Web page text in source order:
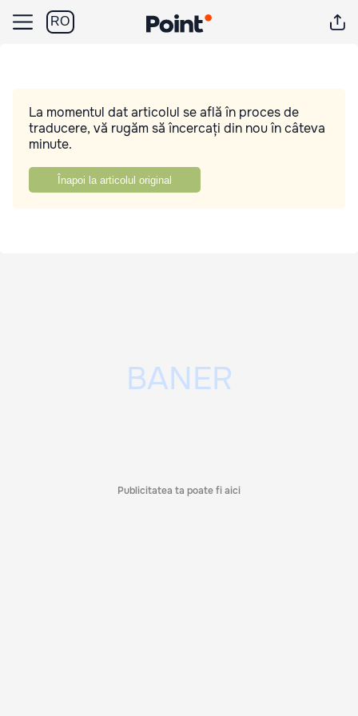
RO
La momentul dat articolul se află în proces de
traducere, vă rugăm să încercați din nou în câteva
minute.
Înapoi la articolul original
Publicitatea ta poate fi aici